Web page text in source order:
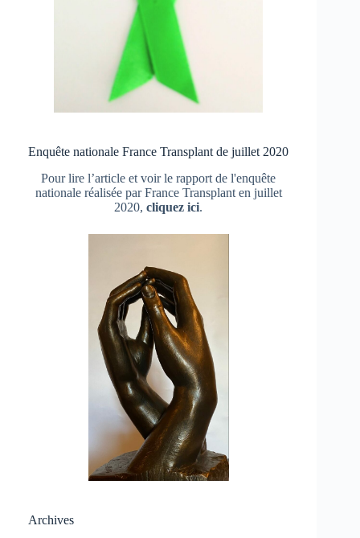
Enquête nationale France Transplant de juillet 2020
Pour lire l’article et voir le rapport de l'enquête
nationale réalisée par France Transplant en juillet
2020,cliquez ici.
Archives